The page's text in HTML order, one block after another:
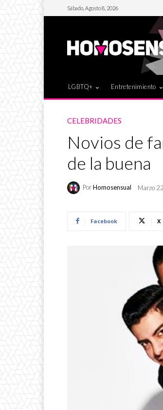
Sábado, Agosto 8, 2026
LGBTQ+ Entretenimiento
CELEBRIDADES
Novios de
de la buena
PorHomosensual Marzo
Facebook X